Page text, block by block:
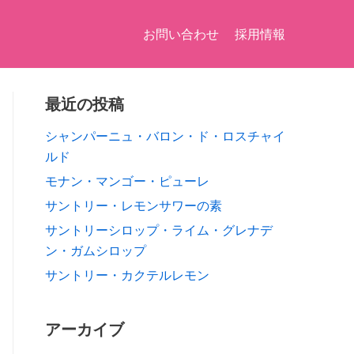
お問い合わせ 採用情報
最近の投稿
シャンパーニュ・バロン・ド・ロスチャイ
ルド
モナン・マンゴー・ピューレ
サントリー・レモンサワーの素
サントリーシロップ・ライム・グレナデ
ン・ガムシロップ
サントリー・カクテルレモン
アーカイブ